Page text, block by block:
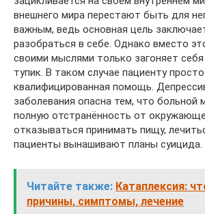
внешнего мира перестают быть для
важным, ведь основная цель
разобраться в себе. Однако вместо
своими мыслями только загоняет
тупик. В таком случае пациенту
квалифицированная помощь.
заболевания опасна тем, что больной
полную отстранённость от
отказываться принимать пищу,
пациенты вынашивают планы суицида.
Читайте также: Катаплексия:
причины, симптомы, лечение